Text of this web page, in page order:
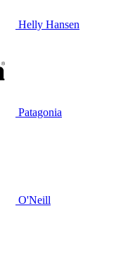
Helly Hansen
Patagonia
O'Neill